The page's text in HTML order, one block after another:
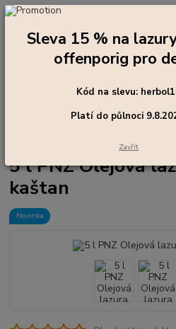
+420 273 136 255
5 l PNZ
5 l PNZ Olejová
kaštan
Novinka
Sleva 15 % na
offenporig pro
Kód na slevu:
Platí do půlnoci
Zavřít